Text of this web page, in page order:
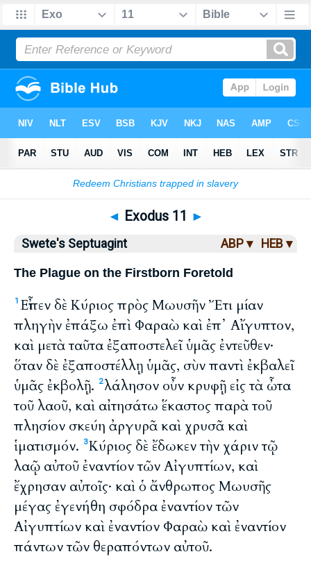
Bible>LXX> Exodus 11
◄ Exodus 11 ►
Swete's Septuagint ABP ▾ HEB ▾
The Plague on the Firstborn Foretold
1 Εἶπεν δὲ Κύριος πρὸς Μωυσῆν Ἔτι μίαν
πληγὴν ἐπάξω ἐπὶ Φαραὼ καὶ ἐπ᾽ Αἴγυπτον,
καὶ μετὰ ταῦτα ἐξαποστελεῖ ὑμᾶς ἐντεῦθεν·
ὅταν δὲ ἐξαποστέλλῃ ὑμᾶς, σὺν παντὶ ἐκβαλεῖ
ὑμᾶς ἐκβολῇ.
2λάλησον οὖν κρυφῇ εἰς τὰ ὦτα
τοῦ λαοῦ, καὶ αἰτησάτω ἕκαστος παρὰ τοῦ
πλησίον σκεύη ἀργυρᾶ καὶ χρυσᾶ καὶ
ἱματισμόν.
3Κύριος δὲ ἔδωκεν τὴν χάριν τῷ
λαῷ αὐτοῦ ἐναντίον τῶν Αἰγυπτίων, καὶ
ἔχρησαν αὐτοῖς· καὶ ὁ ἄνθρωπος Μωυσῆς
μέγας ἐγενήθη σφόδρα ἐναντίον τῶν
Αἰγυπτίων καὶ ἐναντίον Φαραὼ καὶ ἐναντίον
πάντων τῶν θεραπόντων αὐτοῦ.